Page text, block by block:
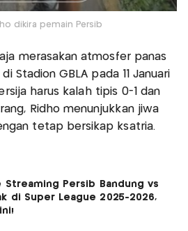
dikira pemain Persib
merasakan atmosfer panas
Stadion GBLA pada 11 Januari
harus kalah tipis 0-1 dan
Ridho menunjukkan jiwa
tetap bersikap ksatria.
Streaming Persib Bandung vs
di Super League 2025-2026,